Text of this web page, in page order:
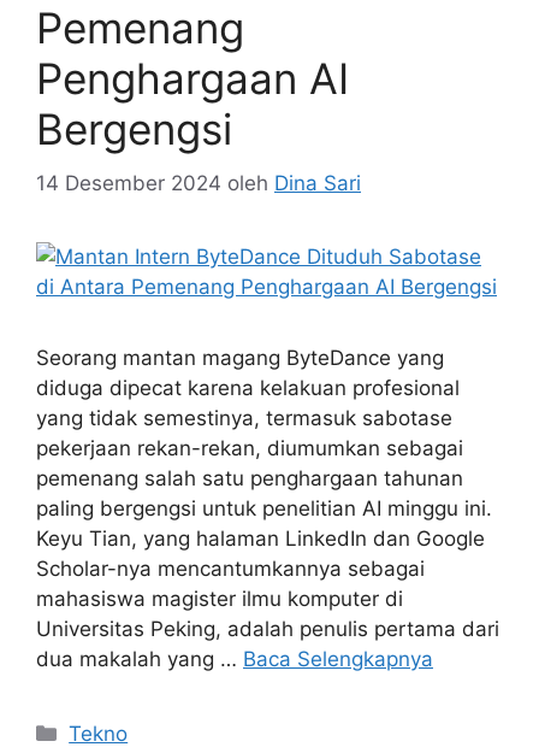
Pemenang
Penghargaan AI
Bergengsi
14 Desember 2024 oleh Dina Sari
Seorang mantan magang ByteDance yang
diduga dipecat karena kelakuan profesional
yang tidak semestinya, termasuk sabotase
pekerjaan rekan-rekan, diumumkan sebagai
pemenang salah satu penghargaan tahunan
paling bergengsi untuk penelitian AI minggu ini.
Keyu Tian, yang halaman LinkedIn dan Google
Scholar-nya mencantumkannya sebagai
mahasiswa magister ilmu komputer di
Universitas Peking, adalah penulis pertama dari
dua makalah yang … Baca Selengkapnya
Kategori
Tekno